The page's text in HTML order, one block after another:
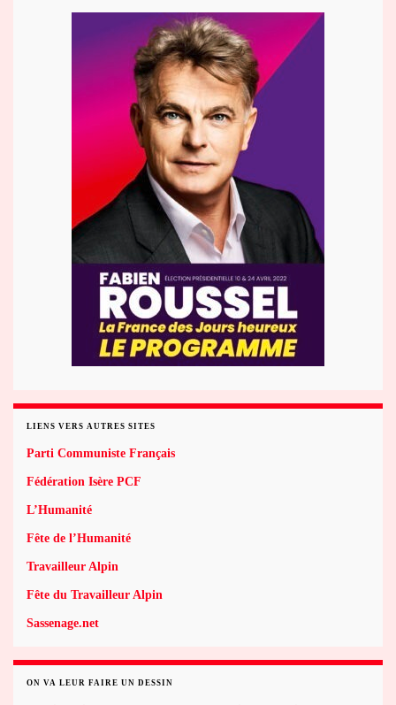
LIENS VERS AUTRES SITES
Parti Communiste Français
Fédération Isère PCF
L’Humanité
Fête de l’Humanité
Travailleur Alpin
Fête du Travailleur Alpin
Sassenage.net
ON VA LEUR FAIRE UN DESSIN